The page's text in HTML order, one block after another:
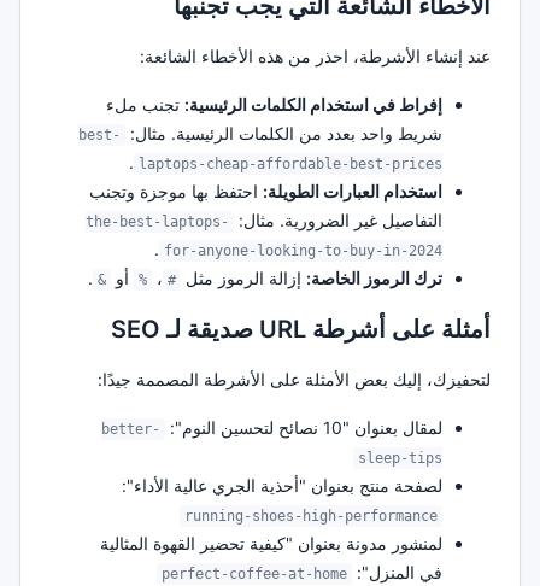
الأخطاء الشائعة التي يجب تجنبها
عند إنشاء الأشرطة، احذر من هذه الأخطاء الشائعة:
إفراط في استخدام الكلمات الرئيسية: تجنب ملء
شريط واحد بعدد من الكلمات الرئيسية. مثال:
best-
laptops-cheap-affordable-best-prices
.
استخدام العبارات الطويلة: احتفظ بها موجزة وتجنب
التفاصيل غير الضرورية. مثال:
the-best-laptops-
for-anyone-looking-to-buy-in-2024
.
ترك الرموز الخاصة: إزالة الرموز مثل # ، % أو &
.
أمثلة على أشرطة URL صديقة لـ SEO
لتحفيزك، إليك بعض الأمثلة على الأشرطة المصممة جيدًا:
لمقال بعنوان "10 نصائح لتحسين النوم":
better-
sleep-tips
لصفحة منتج بعنوان "أحذية الجري عالية الأداء":
running-shoes-high-performance
لمنشور مدونة بعنوان "كيفية تحضير القهوة المثالية
في المنزل":
perfect-coffee-at-home